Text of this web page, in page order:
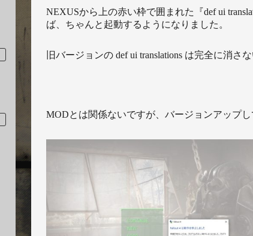
NEXUSから上の赤い枠で囲まれた『def ui
ば、ちゃんと起動するようになりました。
旧バージョンの def ui translations は完全に消さ
MODとは関係ないですが、バージョンアップし